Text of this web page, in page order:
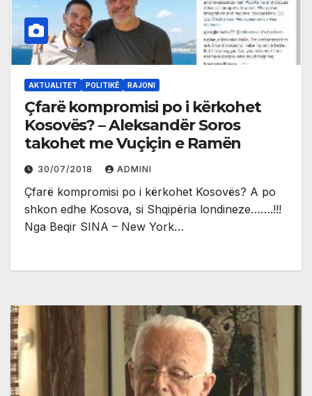
AKTUALITET POLITIKË RAJONI
Çfarë kompromisi po i kërkohet
Kosovës? – Aleksandër Soros
takohet me Vuçiçin e Ramën
30/07/2018 ADMINI
Çfarë kompromisi po i kërkohet Kosovës? A po
shkon edhe Kosova, si Shqipëria londineze…….!!!
Nga Beqir SINA – New York…